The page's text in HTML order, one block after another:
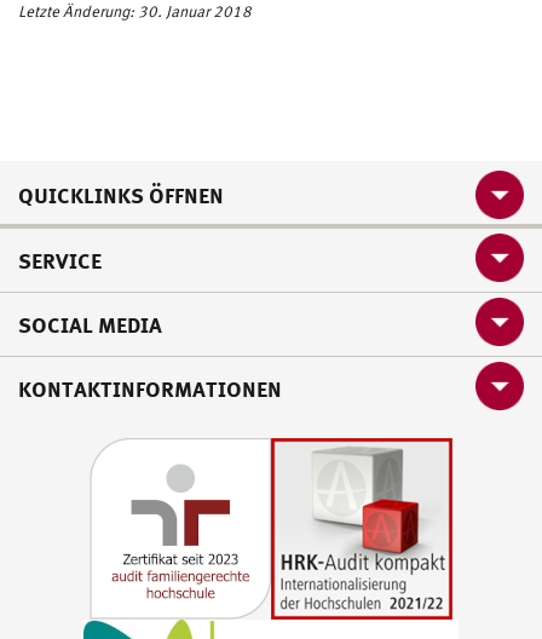
Letzte Änderung: 30. Januar 2018
QUICKLINKS ÖFFNEN
SERVICE
SOCIAL MEDIA
KONTAKTINFORMATIONEN